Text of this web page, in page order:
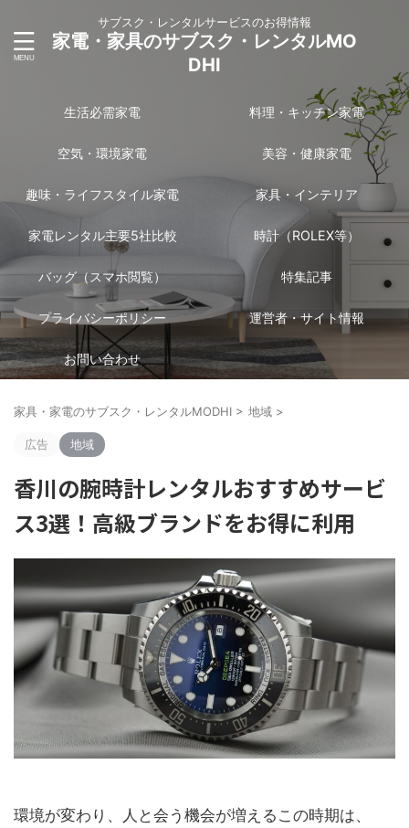
サブスク・レンタルサービスのお得情報
家電・家具のサブスク・レンタルMO
DHI
生活必需家電 料理・キッチン家電
空気・環境家電 美容・健康家電
趣味・ライフスタイル家電 家具・インテリア
家電レンタル主要5社比較 時計（ROLEX等）
バッグ（スマホ閲覧） 特集記事
プライバシーポリシー 運営者・サイト情報
お問い合わせ
家具・家電のサブスク・レンタルMODHI > 地域 >
広告 地域
香川の腕時計レンタルおすすめサービ
ス3選！高級ブランドをお得に利用
環境が変わり、人と会う機会が増えるこの時期は、